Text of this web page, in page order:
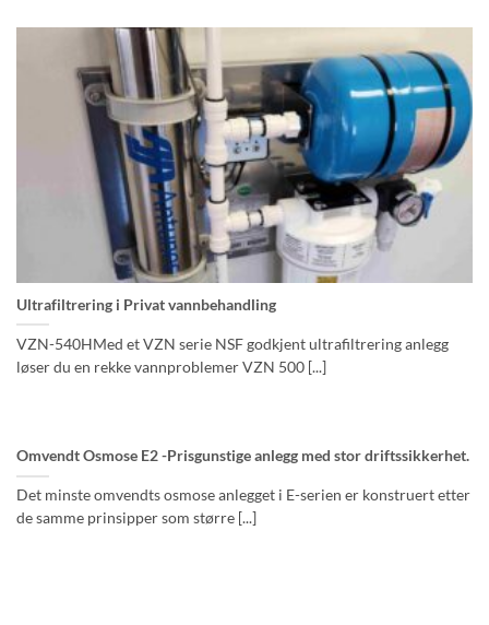
Ultrafiltrering i Privat vannbehandling
VZN-540HMed et VZN serie NSF godkjent ultrafiltrering anlegg
løser du en rekke vannproblemer VZN 500 [...]
Omvendt Osmose E2 -Prisgunstige anlegg med stor driftssikkerhet.
Det minste omvendts osmose anlegget i E-serien er konstruert etter
de samme prinsipper som større [...]